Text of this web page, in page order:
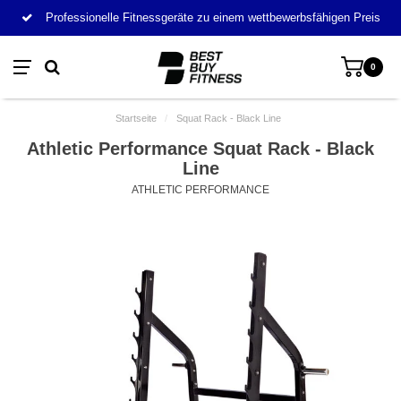
Professionelle Fitnessgeräte zu einem wettbewerbsfähigen Preis
0
Startseite / Squat Rack - Black Line
Athletic Performance Squat Rack - Black
Line
ATHLETIC PERFORMANCE